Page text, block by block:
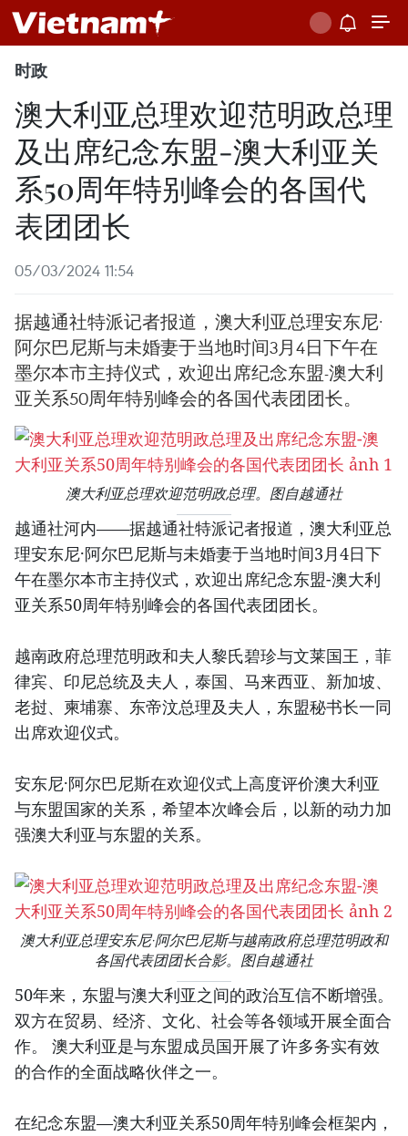
时政
澳大利亚总理欢迎范明政总理
及出席纪念东盟-澳大利亚关
系50周年特别峰会的各国代
表团团长
05/03/2024 11:54
据越通社特派记者报道，澳大利亚总理安东尼·
阿尔巴尼斯与未婚妻于当地时间3月4日下午在
墨尔本市主持仪式，欢迎出席纪念东盟-澳大利
亚关系50周年特别峰会的各国代表团团长。
澳大利亚总理欢迎范明政总理。图自越通社
越通社河内——据越通社特派记者报道，澳大利亚总
理安东尼·阿尔巴尼斯与未婚妻于当地时间3月4日下
午在墨尔本市主持仪式，欢迎出席纪念东盟-澳大利
亚关系50周年特别峰会的各国代表团团长。
越南政府总理范明政和夫人黎氏碧珍与文莱国王，菲
律宾、印尼总统及夫人，泰国、马来西亚、新加坡、
老挝、柬埔寨、东帝汶总理及夫人，东盟秘书长一同
出席欢迎仪式。
安东尼·阿尔巴尼斯在欢迎仪式上高度评价澳大利亚
与东盟国家的关系，希望本次峰会后，以新的动力加
强澳大利亚与东盟的关系。
澳大利亚总理安东尼·阿尔巴尼斯与越南政府总理范明政和
各国代表团团长合影。图自越通社
50年来，东盟与澳大利亚之间的政治互信不断增强。
双方在贸易、经济、文化、社会等各领域开展全面合
作。 澳大利亚是与东盟成员国开展了许多务实有效
的合作的全面战略伙伴之一。
在纪念东盟—澳大利亚关系50周年特别峰会框架内，